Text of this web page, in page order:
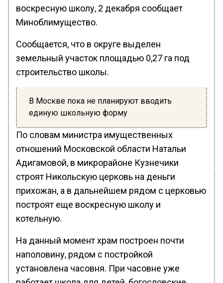
воскресную школу, 2 декабря сообщает
Миноблимущество.
Сообщается, что в округе выделен
земельный участок площадью 0,27 га под
строительство школы.
В Москве пока не планируют вводить
единую школьную форму
По словам министра имущественных
отношений Московской области Натальи
Адигамовой, в микрорайоне Кузнечики
строят Никольскую церковь на деньги
прихожан, а в дальнейшем рядом с церковью
построят еще воскресную школу и
котельную.
На данный момент храм построен почти
наполовину, рядом с постройкой
установлена часовня. При часовне уже